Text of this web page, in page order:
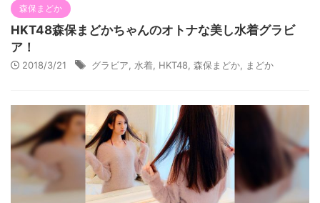
森保まどか
HKT48森保まどかちゃんのオトナな美し水着グラビ
ア！
2018/3/21 グラビア 水着 HKT48 森保まどか まどか